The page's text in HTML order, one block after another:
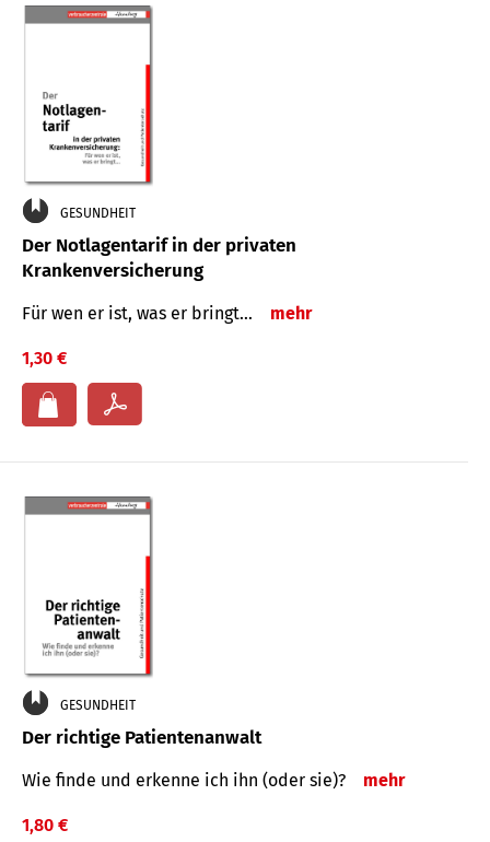
GESUNDHEIT
Der Notlagentarif in der privaten
Krankenversicherung
Für wen er ist, was er bringt… mehr
1,30 €
GESUNDHEIT
Der richtige Patientenanwalt
Wie finde und erkenne ich ihn (oder sie)? mehr
1,80 €